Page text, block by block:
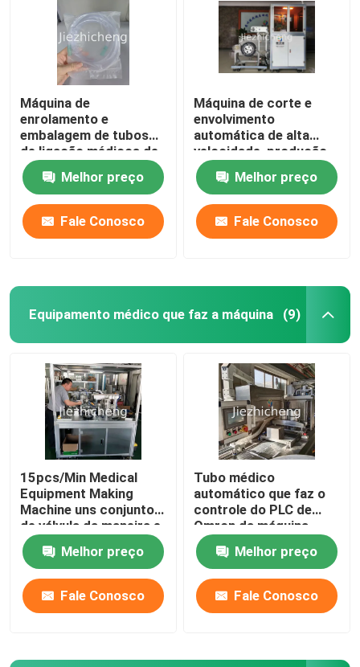
Máquina de
enrolamento e
embalagem de tubos
de ligação médicos de
alta velocidade
Máquina de sucção de
mangueira de
enrolamento e
embalagem SCT001
Melhor preço
Fale Conosco
Máquina de corte e
envolvimento
automática de alta
velocidade, produção
de montagem de
máquinas de
enrolamento de fio guia
5.5s/pc, equipamento
de empacotamento de
Melhor preço
Fale Conosco
Equipamento médico que faz a máquina (9)
15pcs/Min Medical
Equipment Making
Machine uns conjunto
de válvula da maneira e
equipamento de testes
Melhor preço
Fale Conosco
Tubo médico
automático que faz o
controle do PLC de
Omron da máquina
Melhor preço
Fale Conosco